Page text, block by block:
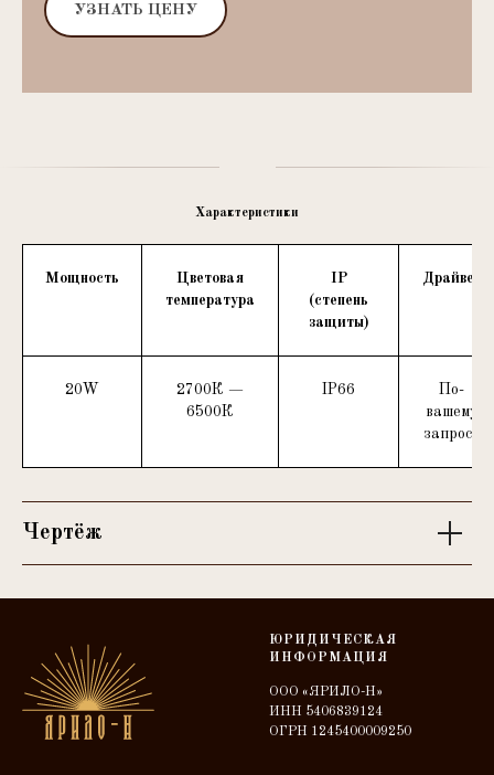
УЗНАТЬ ЦЕНУ
Характеристики
Мощность
Цветовая
температура
IP
(степень
защиты)
Драйвер
20W
2700К —
6500К
IP66
По-
вашему
запросу
Чертёж
ЮРИДИЧЕСКАЯ
ИНФОРМАЦИЯ
ООО «ЯРИЛО-Н»
ИНН 5406839124
ОГРН 1245400009250